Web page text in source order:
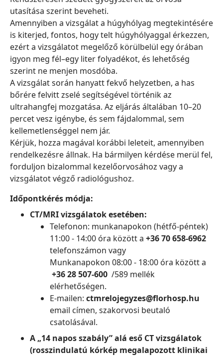
utasítása szerint beveheti.
Amennyiben a vizsgálat a húgyhólyag megtekintésére
is kiterjed, fontos, hogy telt húgyhólyaggal érkezzen,
ezért a vizsgálatot megelőző körülbelül egy órában
igyon meg fél–egy liter folyadékot, és lehetőség
szerint ne menjen mosdóba.
A vizsgálat során hanyatt fekvő helyzetben, a has
bőrére felvitt zselé segítségével történik az
ultrahangfej mozgatása. Az eljárás általában 10–20
percet vesz igénybe, és sem fájdalommal, sem
kellemetlenséggel nem jár.
Kérjük, hozza magával korábbi leleteit, amennyiben
rendelkezésre állnak. Ha bármilyen kérdése merül fel,
forduljon bizalommal kezelőorvosához vagy a
vizsgálatot végző radiológushoz.
Időpontkérés módja:
CT/MRI vizsgálatok esetében:
Telefonon: munkanapokon (hétfő-péntek)
11:00 - 14:00 óra között a +36 70 658-6962
telefonszámon vagy
Munkanapokon 08:00 - 18:00 óra között a
+36 28 507-600 /589 mellék
elérhetőségen.
E-mailen: ctmrelojegyzes@florhosp.hu
email címen, szakorvosi beutaló
csatolásával.
A „14 napos szabály” alá eső CT vizsgálatok
(rosszindulatú kórkép megalapozott klinikai